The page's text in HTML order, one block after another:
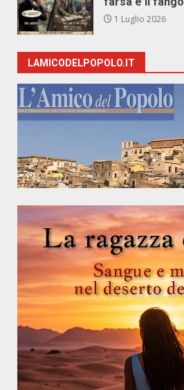
1 Luglio 2026
LAMICODELPOPOLO.IT